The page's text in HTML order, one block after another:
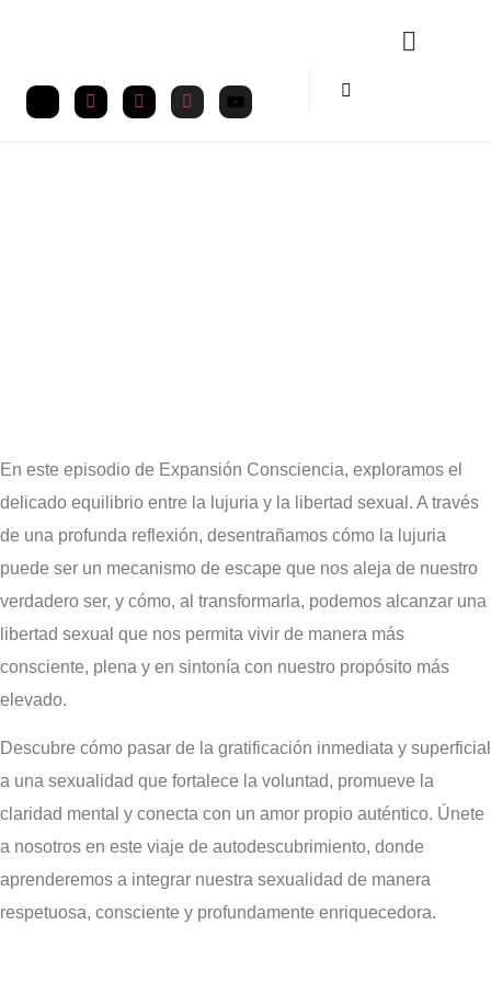
En este episodio de Expansión Consciencia, exploramos el
delicado equilibrio entre la lujuria y la libertad sexual. A través
de una profunda reflexión, desentrañamos cómo la lujuria
puede ser un mecanismo de escape que nos aleja de nuestro
verdadero ser, y cómo, al transformarla, podemos alcanzar una
libertad sexual que nos permita vivir de manera más
consciente, plena y en sintonía con nuestro propósito más
elevado.
Descubre cómo pasar de la gratificación inmediata y superficial
a una sexualidad que fortalece la voluntad, promueve la
claridad mental y conecta con un amor propio auténtico. Únete
a nosotros en este viaje de autodescubrimiento, donde
aprenderemos a integrar nuestra sexualidad de manera
respetuosa, consciente y profundamente enriquecedora.